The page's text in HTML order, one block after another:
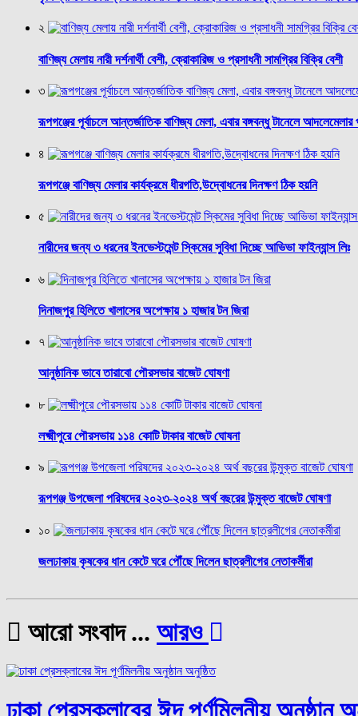
২
বাণিজ্য মেলায় নারী দর্শনার্থী বেশী, ক্রোকারিজ ও প্রসাধনী সামগ্রির বিক্রি বেশী
৩
রূপগঞ্জের পূর্বাচলে আন্তর্জাতিক বাণিজ্য মেলা, এবার বঙ্গবন্ধু টানেলে আদলেমেলার
৪
রূপগঞ্জে বাণিজ্য মেলার কার্যক্রমে ধীরগতি,উদ্বোধনের দিনক্ষণ ঠিক হয়নি
৫
নারীদের জন্য ৩ ধরনের ইনভেস্টমেন্ট স্কিমের সুবিধা দিচ্ছে আভিভা ফাইন্যান্স লিঃ
৬
দিনাজপুর হিলিতে খালাসের অপেক্ষায় ১ হাজার টন জিরা
৭
আনুষ্ঠানিক ভাবে তারাবো পৌরসভার বাজেট ঘোষণা
৮
লক্ষ্মীপুরে পৌরসভায় ১১৪ কোটি টাকার বাজেট ঘোষনা
৯
রূপগঞ্জ উপজেলা পরিষদের ২০২৩-২০২৪ অর্থ বছরের উন্মুক্ত বাজেট ঘোষণা
১০
জলঢাকায় কৃষকের ধান কেটে ঘরে পৌঁছে দিলেন ছাত্রলীগের নেতাকর্মীরা
আরো সংবাদ ... আরও
ঢাকা প্রেসক্লাবের ঈদ পূর্ণমিলনীয় অনুষ্ঠান